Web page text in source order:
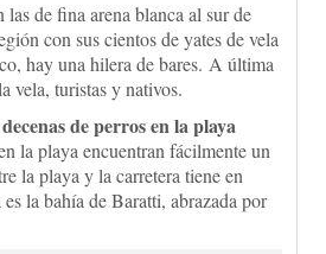
de fina arena blanca al sur de
con sus cientos de yates de vela
hay una hilera de bares. A última
vela, turistas y nativos.
de perros en la playa
la playa encuentran fácilmente un
la playa y la carretera tiene en
la bahía de Baratti, abrazada por